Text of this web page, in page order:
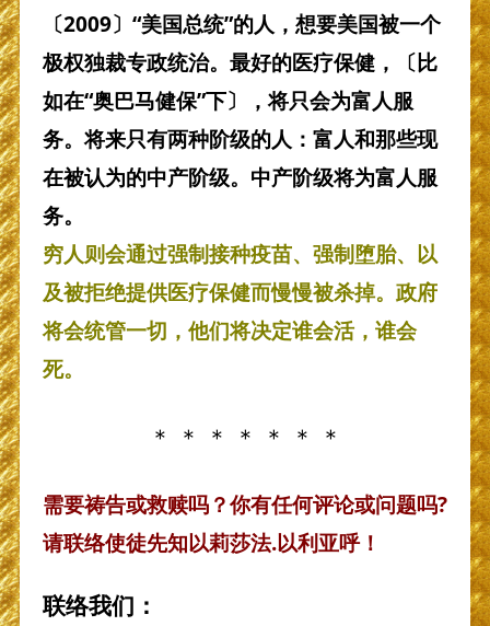
〔2009〕“美国总统”的人，想要美国被一个
极权独裁专政统治。最好的医疗保健，〔比
如在“奥巴马健保”下〕，将只会为富人服
务。将来只有两种阶级的人：富人和那些现
在被认为的中产阶级。中产阶级将为富人服
务。
穷人则会通过强制接种疫苗、强制堕胎、以
及被拒绝提供医疗保健而慢慢被杀掉。政府
将会统管一切，他们将决定谁会活，谁会
死。
＊ ＊ ＊ ＊ ＊ ＊ ＊
需要祷告或救赎吗？你有任何评论或问题吗?
请联络使徒先知以莉莎法.以利亚呼！
联络我们：